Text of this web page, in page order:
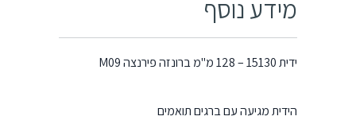
מידע נוסף
ידית 15130 – 128 מ"מ ברונזה פירנצה M09
הידית מגיעה עם ברגים תואמים